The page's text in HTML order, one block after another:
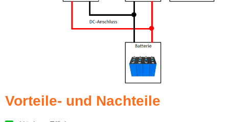
Vorteile- und Nachteile